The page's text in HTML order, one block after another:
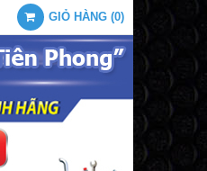
GIỎ HÀNG (0)